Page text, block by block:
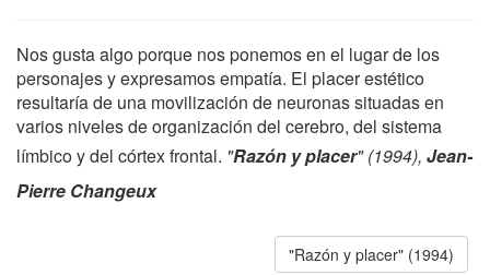
Nos gusta algo porque nos ponemos en el lugar de los
personajes y expresamos empatía. El placer estético
resultaría de una movilización de neuronas situadas en
varios niveles de organización del cerebro, del sistema
límbico y del córtex frontal. "Razón y placer" (1994), Jean-
Pierre Changeux
"Razón y placer" (1994)